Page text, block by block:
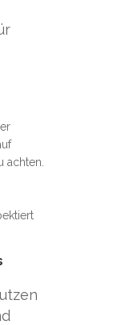
achten.